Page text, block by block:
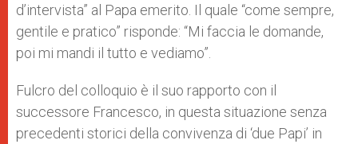
d’intervista” al Papa emerito. Il quale “come sempre,
gentile e pratico” risponde: “Mi faccia le domande,
poi mi mandi il tutto e vediamo”.
Fulcro del colloquio è il suo rapporto con il
successore Francesco, in questa situazione senza
precedenti storici della convivenza di ‘due Papi’ in